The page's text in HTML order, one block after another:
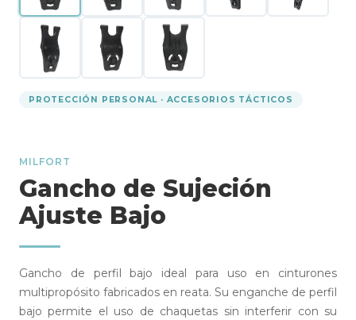
PROTECCIÓN PERSONAL · ACCESORIOS TÁCTICOS
MILFORT
Gancho de Sujeción
Ajuste Bajo
Gancho de perfil bajo ideal para uso en cinturones
multipropósito fabricados en reata. Su enganche de perfil
bajo permite el uso de chaquetas sin interferir con su